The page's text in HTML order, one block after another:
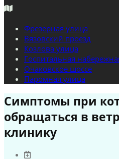
Фрезерная улица
Вязовский проезд
Козлова улица
Госпитальная
Очаковское шоссе
Паромная улица
Симптомы при
обращаться в
клинику